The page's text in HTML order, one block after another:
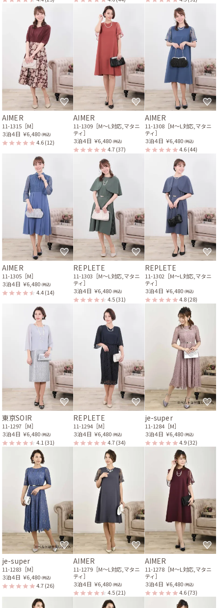
AIMER
11-1315［M］
３泊４日 ￥6,480 (税込)
4.6(12)
AIMER
11-1309［M〜L対応,マタニ
ティ］
３泊４日 ￥6,480 (税込)
4.7(37)
AIMER
11-1308［M〜L対応,マタニ
ティ］
３泊４日 ￥6,480 (税込)
4.6(44)
AIMER
11-1305［M］
３泊４日 ￥6,480 (税込)
4.4(14)
REPLETE
11-1303［M〜L対応,マタニ
ティ］
３泊４日 ￥6,480 (税込)
4.5(31)
REPLETE
11-1302［M〜L対応,マタニ
ティ］
３泊４日 ￥6,480 (税込)
4.8(28)
東京SOIR
11-1297［M］
３泊４日 ￥6,480 (税込)
4.1 (31)
REPLETE
11-1294［M］
３泊４日 ￥6,480 (税込)
4.7(34)
je-super
11-1284［M］
３泊４日 ￥6,480 (税込)
4.9(32)
je-super
11-1283［M］
３泊４日 ￥6,480 (税込)
4.7(26)
AIMER
11-1279［M〜L対応,マタニ
ティ］
３泊４日 ￥6,480 (税込)
4.5(21)
AIMER
11-1278［M〜L対応,マタニ
ティ］
３泊４日 ￥6,480 (税込)
4.6(73)